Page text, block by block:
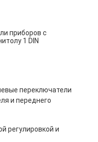
приборов с
1 DIN
переключатели
и переднего
регулировкой и